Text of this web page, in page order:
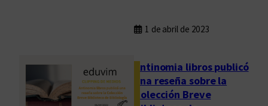
1 de abril de 2023
Antinomia libros publicó
una reseña sobre la
Colección Breve